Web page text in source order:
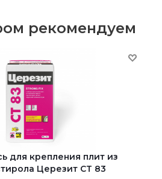
рекомендуем
для крепления плит из
Церезит CT 83